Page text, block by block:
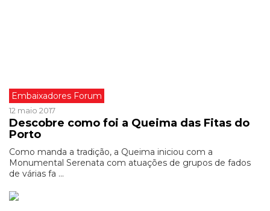
Embaixadores Forum
12 maio 2017
Descobre como foi a Queima das Fitas do
Porto
Como manda a tradição, a Queima iniciou com a
Monumental Serenata com atuações de grupos de fados
de várias fa ...